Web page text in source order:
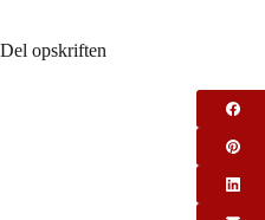
Del opskriften